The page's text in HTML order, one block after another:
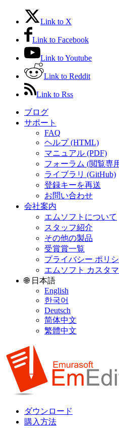
Link to X
Link to Facebook
Link to Youtube
Link to Reddit
Link to Rss
ブログ
サポート
FAQ
ヘルプ (HTML)
マニュアル (PDF)
フォーラム (閲覧専
ライブラリ (GitHub)
登録キーを再送
お問い合わせ
会社案内
エムソフトについて
スタッフ紹介
その他の製品
受賞賞一覧
プライバシー ポリ
エムソフト カスタ
🌐 日本語
English
한국어
Deutsch
简体中文
繁體中文
ダウンロード
購入方法